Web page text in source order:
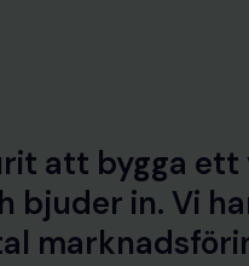
att bygga
bjuder in. Vi